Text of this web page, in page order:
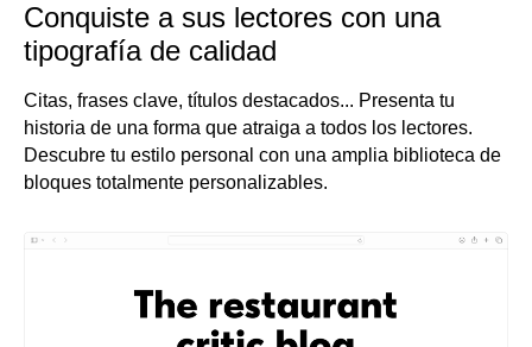
Conquiste a sus lectores con una
tipografía de calidad
Citas, frases clave, títulos destacados... Presenta tu
historia de una forma que atraiga a todos los lectores.
Descubre tu estilo personal con una amplia biblioteca de
bloques totalmente personalizables.